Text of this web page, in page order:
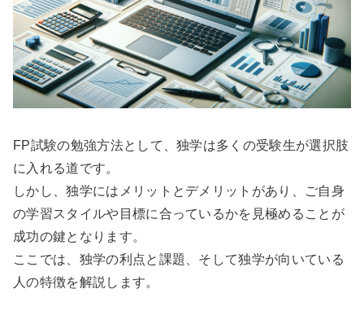
FP試験の勉強方法として、独学は多くの受験生が選択肢
に入れる道です。
しかし、独学にはメリットとデメリットがあり、ご自身
の学習スタイルや目標に合っているかを見極めることが
成功の鍵となります。
ここでは、独学の利点と課題、そして独学が向いている
人の特徴を解説します。